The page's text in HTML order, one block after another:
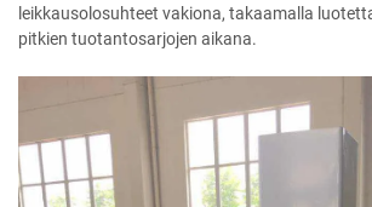
leikkausolosuhteet vakiona, takaamalla
pitkien tuotantosarjojen aikana.